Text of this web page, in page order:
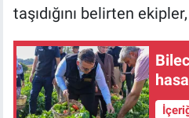
taşıdığını belirten